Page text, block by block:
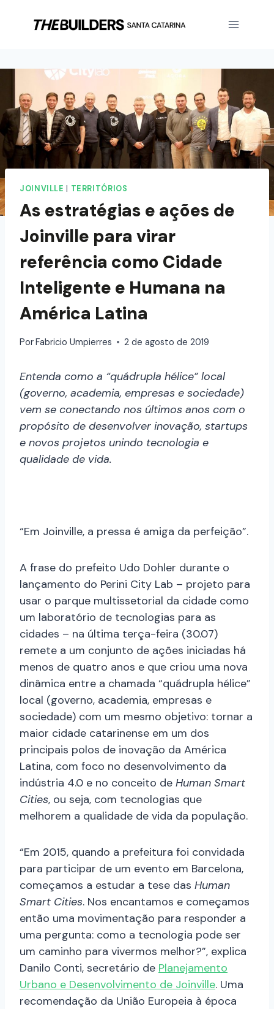
JOINVILLE TERRITÓRIOS
As estratégias e ações de
Joinville para virar
referência como Cidade
Inteligente e Humana na
América Latina
PorFabricio Umpierres 2 de agosto de 2019
Entenda como a “quádrupla hélice” local
(governo, academia, empresas e sociedade)
vem se conectando nos últimos anos com o
propósito de desenvolver inovação, startups
e novos projetos unindo tecnologia e
qualidade de vida.
“Em Joinville, a pressa é amiga da perfeição”.
A frase do prefeito Udo Dohler durante o
lançamento do Perini City Lab – projeto para
usar o parque multissetorial da cidade como
um laboratório de tecnologias para as
cidades – na última terça-feira (30.07)
remete a um conjunto de ações iniciadas há
menos de quatro anos e que criou uma nova
dinâmica entre a chamada “quádrupla hélice”
local (governo, academia, empresas e
sociedade) com um mesmo objetivo: tornar a
maior cidade catarinense em um dos
principais polos de inovação da América
Latina, com foco no desenvolvimento da
indústria 4.0 e no conceito de Human Smart
Cities, ou seja, com tecnologias que
melhorem a qualidade de vida da população.
“Em 2015, quando a prefeitura foi convidada
para participar de um evento em Barcelona,
começamos a estudar a tese das Human
Smart Cities. Nos encantamos e começamos
então uma movimentação para responder a
uma pergunta: como a tecnologia pode ser
um caminho para vivermos melhor?”, explica
Danilo Conti, secretário de Planejamento
Urbano e Desenvolvimento de Joinville. Uma
recomendação da União Europeia à época